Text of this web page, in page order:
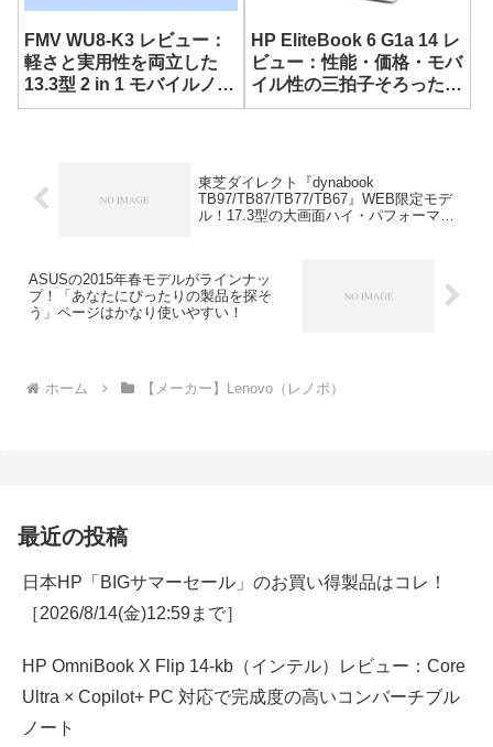
FMV WU8-K3 レビュー：
軽さと実用性を両立した
13.3型 2 in 1 モバイルノー
ト
HP EliteBook 6 G1a 14 レ
ビュー：性能・価格・モバ
イル性の三拍子そろった堅
実な 14型 AIノート
東芝ダイレクト『dynabook
TB97/TB87/TB77/TB67』WEB限定モデ
ル！17.3型の大画面ハイ・パフォーマン
ASUSの2015年春モデルがラインナッ
プ！「あなたにぴったりの製品を探そ
う」ページはかなり使いやすい！
ホーム 【メーカー】Lenovo（レノボ）
最近の投稿
日本HP「BIGサマーセール」のお買い得製品はコレ！
［2026/8/14(金)12:59まで］
HP OmniBook X Flip 14-kb（インテル）レビュー：Core
Ultra × Copilot+ PC 対応で完成度の高いコンバーチブル
ノート